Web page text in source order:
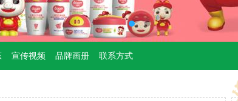
宣传视频 品牌画册 联系方式